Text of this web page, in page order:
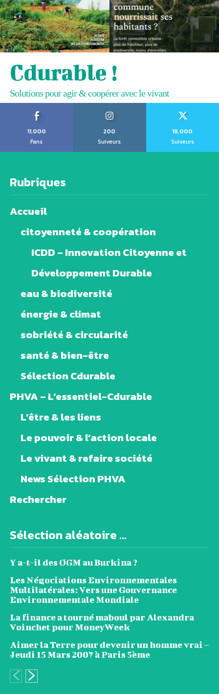
Cdurable !
Solutions pour agir & coopérer avec le vivant
11,000
Fans
200
Suiveurs
18,000
Suiveurs
Rubriques
Accueil
citoyenneté & coopération
ICDD – Innovation Citoyenne et
Développement Durable
eau & biodiversité
énergie & climat
sobriété & circularité
santé & bien-être
Sélection Cdurable
PHVA – L’essentiel-Cdurable
L’être & les liens
Le pouvoir & l’action locale
Le vivant & refaire société
News Sélection PHVA
Rechercher
Sélection aléatoire ...
Y a-t-il des OGM au Burkina ?
Les Négociations Environnementales
Multilatérales: Vers une Gouvernance
Environnementale Mondiale
La finance a tourné maboul par Alexandra
Voinchet pour MoneyWeek
Aimer la Terre pour devenir un homme vrai –
Jeudi 15 Mars 2007 à Paris 5ème